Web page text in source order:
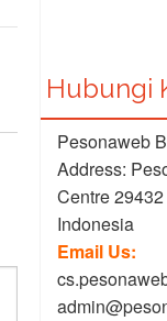
Hubungi
Pesonaweb
Address:
Centre
Indonesia
Email Us: